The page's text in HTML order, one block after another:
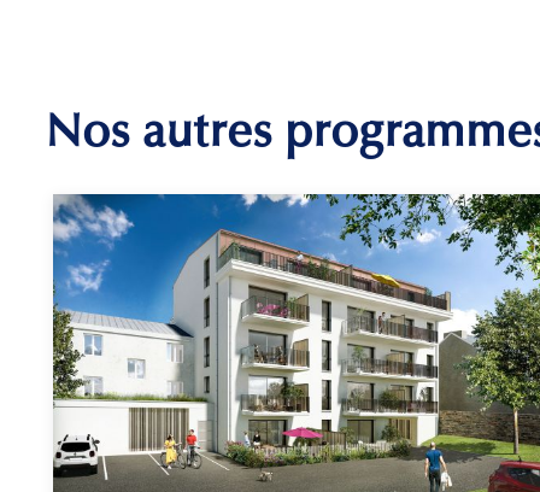
Nos autres